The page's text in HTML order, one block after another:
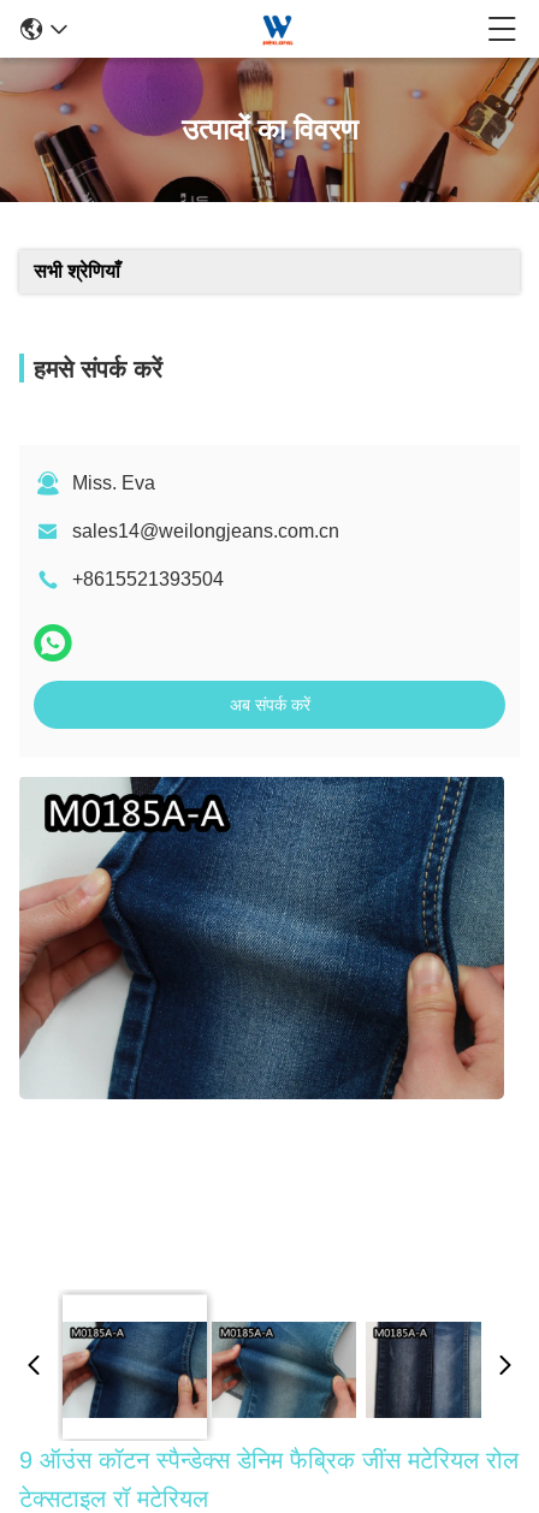
उत्पादों का विवरण
सभी श्रेणियाँ
हमसे संपर्क करें
Miss. Eva
sales14@weilongjeans.com.cn
+8615521393504
अब संपर्क करें
9 ऑउंस कॉटन स्पैन्डेक्स डेनिम फैब्रिक जींस मटेरियल रोल
टेक्सटाइल रॉ मटेरियल